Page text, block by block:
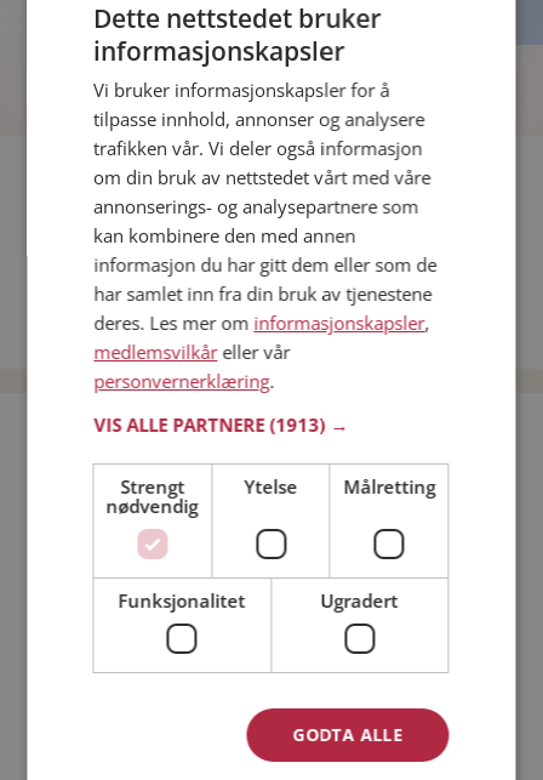
Fler single
Andre single fra Kvinnherad
Kvinner fra Kvinnherad
Date kvinner i Norge
Date menn i Norge
Bli medlem gratis!
Jeg er en:
Dette nettstedet bruker
informasjonskapsler
Vi bruker informasjonskapsler for å
tilpasse innhold, annonser og analysere
trafikken vår. Vi deler også informasjon
om din bruk av nettstedet vårt med våre
annonserings- og analysepartnere som
kan kombinere den med annen
informasjon du har gitt dem eller som de
har samlet inn fra din bruk av tjenestene
deres. Les mer om informasjonskapsler,
medlemsvilkåreller vår
personvernerklæring.
VIS ALLE PARTNERE(1913) →
Strengt
nødvendig
Ytelse Målretting
Funksjonalitet Ugradert
GODTA ALLE